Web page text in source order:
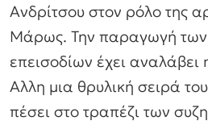
Ανδρίτσου στον ρόλο της
Μάρως. Την παραγωγή των
επεισοδίων έχει
Αλλη μια θρυλική σειρά
πέσει στο τραπέζι των